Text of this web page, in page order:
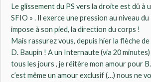
Le glissement du PS vers la droite est dû à
SFIO » . Il exerce une pression au niveau
impose à son pied, la direction du corps !
Mais rassurez vous, depuis hier la flèche
D. Baupin ! A un Internaute (via 20 minutes)
tous les jours , je réitère mon amour pour
c’est même un amour exclusif (…) nous ne